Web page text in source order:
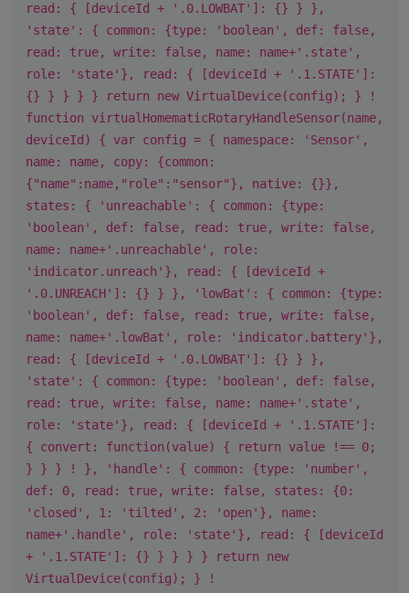
read: { [deviceId + '.0.LOWBAT']: {} } },
'state': { common: {type: 'boolean', def: false,
read: true, write: false, name: name+'.state',
role: 'state'}, read: { [deviceId + '.1.STATE']:
{} } } } } return new VirtualDevice(config); } !
function virtualHomematicRotaryHandleSensor(name,
deviceId) { var config = { namespace: 'Sensor',
name: name, copy: {common:
{"name":name,"role":"sensor"}, native: {}},
states: { 'unreachable': { common: {type:
'boolean', def: false, read: true, write: false,
name: name+'.unreachable', role:
'indicator.unreach'}, read: { [deviceId +
'.0.UNREACH']: {} } }, 'lowBat': { common: {type:
'boolean', def: false, read: true, write: false,
name: name+'.lowBat', role: 'indicator.battery'},
read: { [deviceId + '.0.LOWBAT']: {} } },
'state': { common: {type: 'boolean', def: false,
read: true, write: false, name: name+'.state',
role: 'state'}, read: { [deviceId + '.1.STATE']:
{ convert: function(value) { return value !== 0;
} } } ! }, 'handle': { common: {type: 'number',
def: 0, read: true, write: false, states: {0:
'closed', 1: 'tilted', 2: 'open'}, name:
name+'.handle', role: 'state'}, read: { [deviceId
+ '.1.STATE']: {} } } } } return new
VirtualDevice(config); } !